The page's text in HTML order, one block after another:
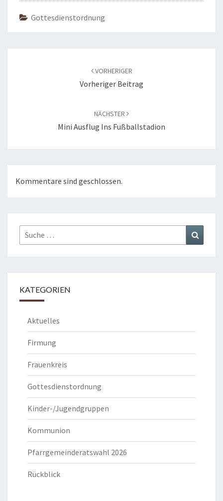
Gottesdienstordnung
VORHERIGER
Vorheriger Beitrag
NÄCHSTER
Mini Ausflug Ins Fußballstadion
Kommentare sind geschlossen.
Suche
nach:
KATEGORIEN
Aktuelles
Firmung
Frauenkreis
Gottesdienstordnung
Kinder-/Jugendgruppen
Kommunion
Pfarrgemeinderatswahl 2026
Rückblick